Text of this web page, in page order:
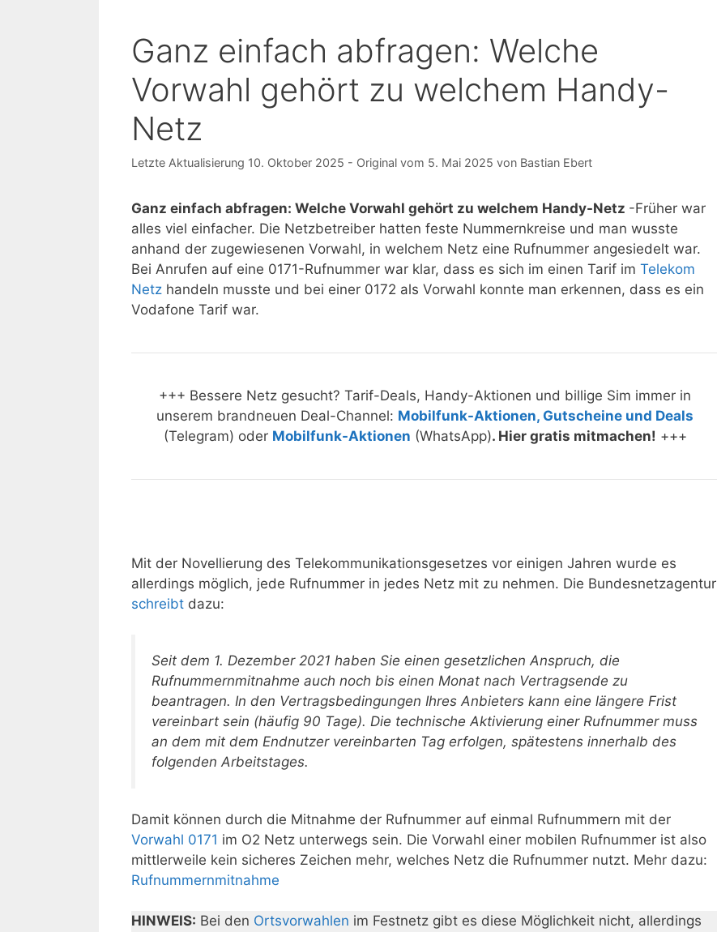
Ganz einfach abfragen: Welche
Vorwahl gehört zu welchem Handy-
Netz
10. Oktober 2025 5. Mai 2025 von Bastian Ebert
Ganz einfach abfragen: Welche Vorwahl gehört zu welchem Handy-Netz -Früher war
alles viel einfacher. Die Netzbetreiber hatten feste Nummernkreise und man wusste
anhand der zugewiesenen Vorwahl, in welchem Netz eine Rufnummer angesiedelt war.
Bei Anrufen auf eine 0171-Rufnummer war klar, dass es sich im einen Tarif im Telekom
Netz handeln musste und bei einer 0172 als Vorwahl konnte man erkennen, dass es ein
Vodafone Tarif war.
+++ Bessere Netz gesucht? Tarif-Deals, Handy-Aktionen und billige Sim immer in
unserem brandneuen Deal-Channel: Mobilfunk-Aktionen, Gutscheine und Deals
(Telegram) oder Mobilfunk-Aktionen (WhatsApp). Hier gratis mitmachen! +++
Mit der Novellierung des Telekommunikationsgesetzes vor einigen Jahren wurde es
allerdings möglich, jede Rufnummer in jedes Netz mit zu nehmen. Die Bundesnetzagentur
schreibt dazu:
Seit dem 1. Dezember 2021 haben Sie einen gesetzlichen Anspruch, die
Rufnummernmitnahme auch noch bis einen Monat nach Vertragsende zu
beantragen. In den Vertragsbedingungen Ihres Anbieters kann eine längere Frist
vereinbart sein (häufig 90 Tage). Die technische Aktivierung einer Rufnummer muss
an dem mit dem Endnutzer vereinbarten Tag erfolgen, spätestens innerhalb des
folgenden Arbeitstages.
Damit können durch die Mitnahme der Rufnummer auf einmal Rufnummern mit der
Vorwahl 0171 im O2 Netz unterwegs sein. Die Vorwahl einer mobilen Rufnummer ist also
mittlerweile kein sicheres Zeichen mehr, welches Netz die Rufnummer nutzt. Mehr dazu:
Rufnummernmitnahme
HINWEIS: Bei den Ortsvorwahlen im Festnetz gibt es diese Möglichkeit nicht, allerdings